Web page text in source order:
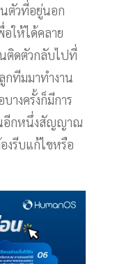
ตัวที่อยู่นอก
ให้ได้คลาย
นติดตัวกลับไปที่
กทีมมาทำงาน
างครั้งก็มีการ
อีกหนึ่งสัญญาณ
งรีบแก้ไขหรือ